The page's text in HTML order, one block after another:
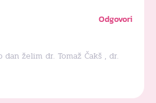
Odgovori
želim dr. Tomaž Čakš , dr.